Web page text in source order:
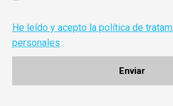
He leído y acepto la política de
personales